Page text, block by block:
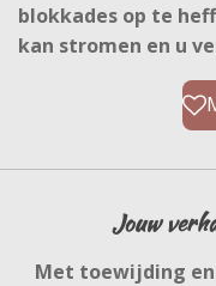
blokkades op te
kan stromen en u
Jouw
Met toewijding